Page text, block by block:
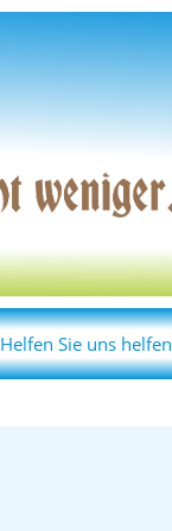
Helfen Sie uns helfen